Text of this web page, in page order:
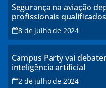
Segurança na aviação
profissionais
explicam especialistas
8 de julho de 2024
Campus Party vai
inteligência artificial
2 de julho de 2024